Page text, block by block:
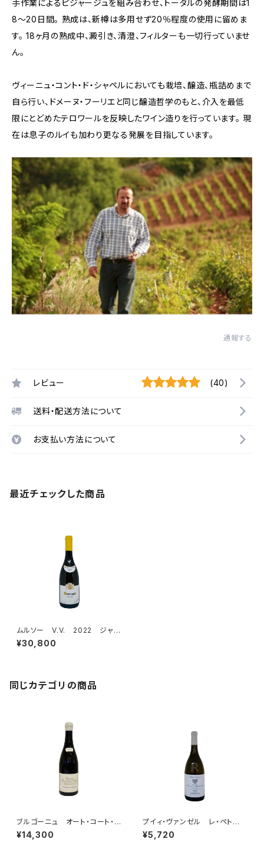
手作業によるピジャージュを組み合わせ、トータルの発酵期間は1
8～20日間。 熟成は、新樽は多用せず20％程度の使用に留めま
す。 18ヶ月の熟成中、澱引き、清澄、フィルターも一切行っていませ
ん。
ヴィーニュ・コント・ド・シャペルにおいても栽培、醸造、瓶詰めまで
自ら行い、ドメーヌ・フーリエと同じ醸造哲学のもと、介入を最低
限にとどめたテロワールを反映したワイン造りを行っています。 現
在は息子のルイも加わり更なる発展を目指しています。
通報する
レビュー (40)
送料・配送方法について
お支払い方法について
最近チェックした商品
ムルソー V.V. 2022 ジャ
ン・マリー・フーリエ (コント・ド・
シャペル)
¥30,800
同じカテゴリの商品
ブルゴーニュ オート・コート・
ド・ボーヌ ブラン 2023 エ
ティエンヌ・ソゼ
¥14,300
プイィ・ヴァンゼル レ・ペト
ー 2014 セレクション・パトリ
ック・クレルジェ
¥5,720